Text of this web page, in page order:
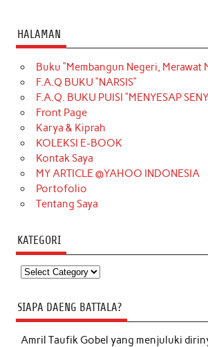
HALAMAN
Buku “Membangun Negeri, Merawat
F.A.Q BUKU “NARSIS”
F.A.Q. BUKU PUISI “MENYESAP
Front Page
Karya & Kiprah
KOLEKSI E-BOOK
Kontak Saya
MY ARTICLE @YAHOO INDONESIA
Portofolio
Tentang Saya
KATEGORI
Kategori
SIAPA DAENG BATTALA?
Amril Taufik Gobelyang menjuluki